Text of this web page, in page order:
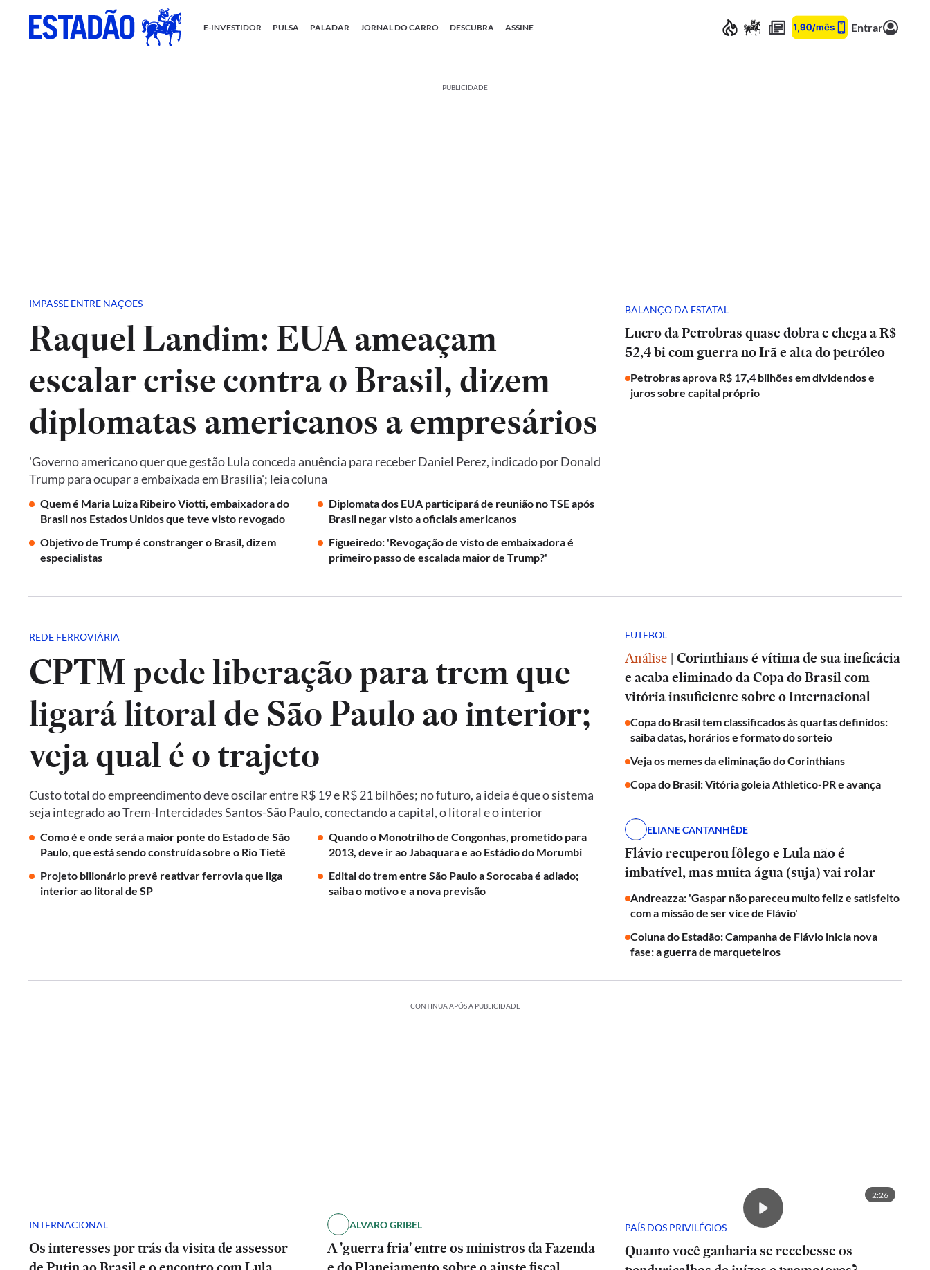
E-INVESTIDOR PULSA PALADAR JORNAL DO CARRO DESCUBRA ASSINE Entrar
PUBLICIDADE
IMPASSE ENTRE NAÇÕES
Raquel Landim: EUA ameaçam
escalar crise contra o Brasil, dizem
diplomatas americanos a empresários
'Governo americano quer que gestão Lula conceda anuência para receber Daniel Perez, indicado por Donald
Trump para ocupar a embaixada em Brasília'; leia coluna
Quem é Maria Luiza Ribeiro Viotti, embaixadora do
Brasil nos Estados Unidos que teve visto revogado
Diplomata dos EUA participará de reunião no TSE após
Brasil negar visto a oficiais americanos
Objetivo de Trump é constranger o Brasil, dizem
especialistas
Figueiredo: 'Revogação de visto de embaixadora é
primeiro passo de escalada maior de Trump?'
BALANÇO DA ESTATAL
Lucro da Petrobras quase dobra e chega a R$
52,4 bi com guerra no Irã e alta do petróleo
Petrobras aprova R$ 17,4 bilhões em dividendos e
juros sobre capital próprio
REDE FERROVIÁRIA
CPTM pede liberação para trem que
ligará litoral de São Paulo ao interior;
veja qual é o trajeto
Custo total do empreendimento deve oscilar entre R$ 19 e R$ 21 bilhões; no futuro, a ideia é que o sistema
seja integrado ao Trem-Intercidades Santos-São Paulo, conectando a capital, o litoral e o interior
Como é e onde será a maior ponte do Estado de São
Paulo, que está sendo construída sobre o Rio Tietê
Quando o Monotrilho de Congonhas, prometido para
2013, deve ir ao Jabaquara e ao Estádio do Morumbi
Projeto bilionário prevê reativar ferrovia que liga
interior ao litoral de SP
Edital do trem entre São Paulo a Sorocaba é adiado;
saiba o motivo e a nova previsão
FUTEBOL
Análise | Corinthians é vítima de sua ineficácia
e acaba eliminado da Copa do Brasil com
vitória insuficiente sobre o Internacional
Copa do Brasil tem classificados às quartas definidos:
saiba datas, horários e formato do sorteio
Veja os memes da eliminação do Corinthians
Copa do Brasil: Vitória goleia Athletico-PR e avança
ELIANE CANTANHÊDE
Flávio recuperou fôlego e Lula não é
imbatível, mas muita água (suja) vai rolar
Andreazza: 'Gaspar não pareceu muito feliz e satisfeito
com a missão de ser vice de Flávio'
Coluna do Estadão: Campanha de Flávio inicia nova
fase: a guerra de marqueteiros
CONTINUA APÓS A PUBLICIDADE
INTERNACIONAL
Os interesses por trás da visita de assessor
ALVARO GRIBEL
A 'guerra fria' entre os ministros da Fazenda
2:26
PAÍS DOS PRIVILÉGIOS
Quanto você ganharia se recebesse os